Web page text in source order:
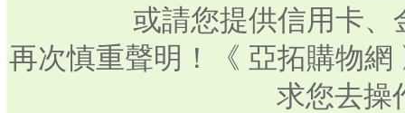
或請您提供信用卡
再次慎重聲明！《 亞拓購物
求您去操